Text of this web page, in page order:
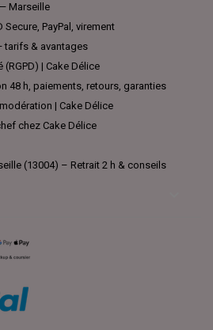
Marseille
Secure, PayPal, virement
tarifs & avantages
| Cake Délice
48 h, paiements, retours, garanties
| Cake Délice
chez Cake Délice
(13004) – Retrait 2 h & conseils